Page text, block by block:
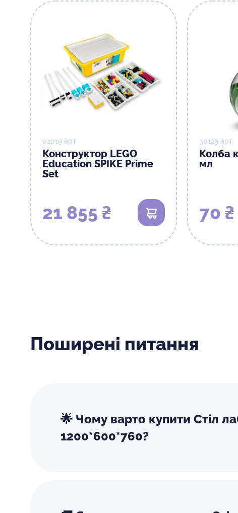
02019 арт
Конструктор LEGO
Education SPIKE Prime
Set
21 855 ₴ В кошик
30129 арт
Колба
мл
70 ₴
Поширені питання
🌟 Чому варто купити Стіл
1200*600*760?